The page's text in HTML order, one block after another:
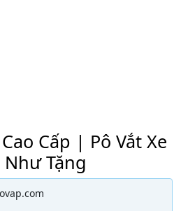
Cấp | Pô Vắt Xe
Như Tặng